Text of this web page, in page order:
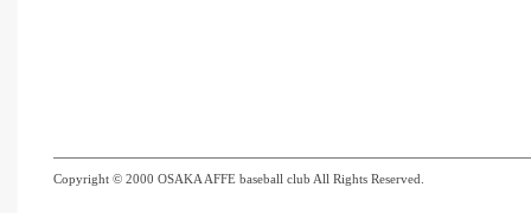
Copyright © 2000 OSAKA AFFE baseball club All Rights Reserved.